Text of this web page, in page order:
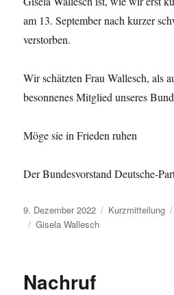
am 13. September nach kurzer
verstorben.
Wir schätzten Frau Wallesch, als
besonnenes Mitglied unseres
Möge sie in Frieden ruhen
Der Bundesvorstand Deutsche-
Veröffentlicht
am
9. Dezember 2022 Format
Kurzmitteilung
Schlagwörter
Gisela Wallesch
Nachruf